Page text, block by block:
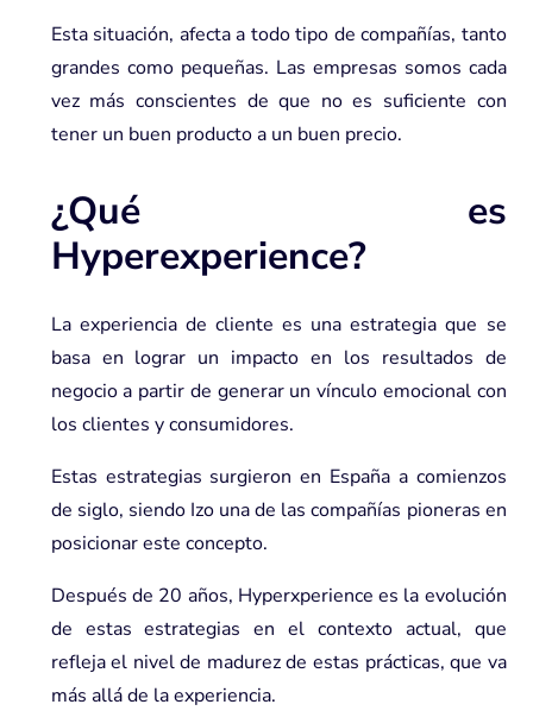
Esta situación, afecta a todo tipo de compañías, tanto
grandes como pequeñas. Las empresas somos cada
vez más conscientes de que no es suficiente con
tener un buen producto a un buen precio.
¿Qué es
Hyperexperience?
La experiencia de cliente es una estrategia que se
basa en lograr un impacto en los resultados de
negocio a partir de generar un vínculo emocional con
los clientes y consumidores.
Estas estrategias surgieron en España a comienzos
de siglo, siendo Izo una de las compañías pioneras en
posicionar este concepto.
Después de 20 años, Hyperxperience es la evolución
de estas estrategias en el contexto actual, que
refleja el nivel de madurez de estas prácticas, que va
más allá de la experiencia.